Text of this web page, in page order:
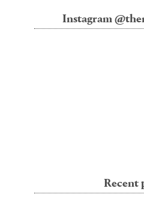
Instagram
Recent